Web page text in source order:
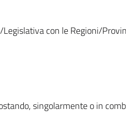
con le Regioni/
singolarmente o in